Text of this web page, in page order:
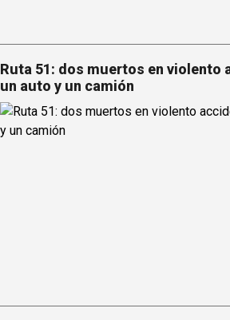
Ruta 51: dos muertos en violento
un auto y un camión